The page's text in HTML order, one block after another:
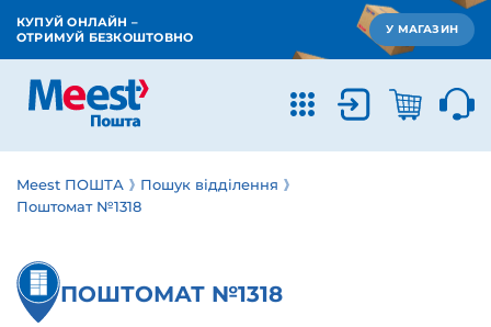
КУПУЙ ОНЛАЙН –
ОТРИМУЙ БЕЗКОШТОВНО
У МАГАЗИН
Meest ПОШТА
Пошук відділення
Поштомат №1318
ПОШТОМАТ №1318